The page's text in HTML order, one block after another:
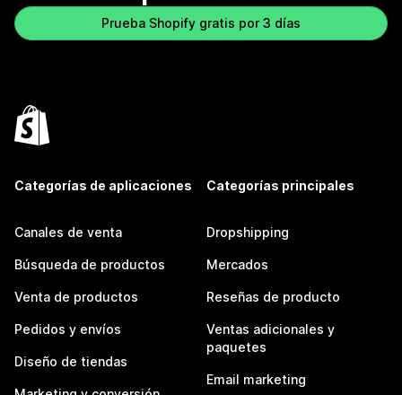
Prueba Shopify gratis por 3 días
Categorías de aplicaciones
Canales de venta
Búsqueda de productos
Venta de productos
Pedidos y envíos
Diseño de tiendas
Categorías principales
Dropshipping
Mercados
Reseñas de producto
Ventas adicionales y
paquetes
Email marketing